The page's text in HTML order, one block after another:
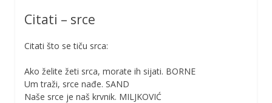
Citati – srce
Citati što se tiču srca:
Ako želite žeti srca, morate ih sijati. BORNE
Um traži, srce nađe. SAND
Naše srce je naš krvnik. MILJKOVIĆ